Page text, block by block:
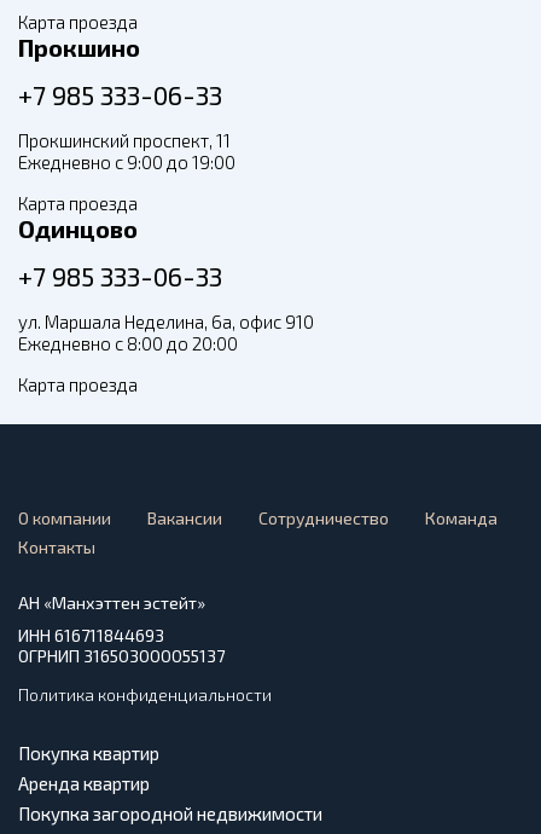
Карта проезда
Прокшино
+7 985 333-06-33
Прокшинский проспект, 11
Ежедневно с 9:00 до 19:00
Карта проезда
Одинцово
+7 985 333-06-33
ул. Маршала Неделина, 6а, офис 910
Ежедневно с 8:00 до 20:00
Карта проезда
О компании Вакансии Сотрудничество
Команда
Контакты
АН «Манхэттен эстейт»
ИНН 616711844693
ОГРНИП 316503000055137
Политика конфиденциальности
Покупка квартир
Аренда квартир
Покупка загородной недвижимости